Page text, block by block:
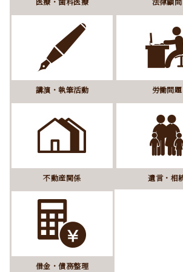
講演・執筆活動 労働問題
不動産関係 遺言・相
借金・債務整理